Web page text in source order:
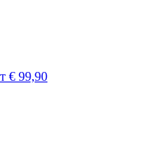
€ 99,90